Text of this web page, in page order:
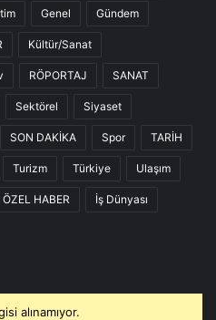
Genel Gündem
Kültür/Sanat
RÖPORTAJ SANAT
Sektörel Siyaset
SON DAKİKA Spor TARİH
Turizm Türkiye Ulaşım
ÖZEL HABER İş Dünyası
alınamıyor.